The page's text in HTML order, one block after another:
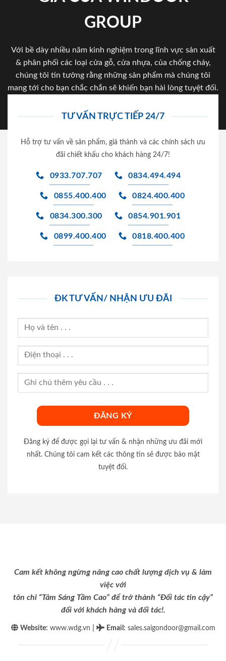
GROUP
Với bề dày nhiều năm kinh nghiệm trong lĩnh vực sản xuất
& phân phối các loại cửa gỗ, cửa nhựa, của chống cháy,
chúng tôi tin tưởng rằng những sản phẩm mà chúng tôi
mang tới cho bạn chắc chắn sẽ khiến bạn hài lòng tuyệt đối.
TƯ VẤN TRỰC TIẾP 24/7
Hỗ trợ tư vấn về sản phẩm, giá thành và các chính sách ưu
đãi chiết khấu cho khách hàng 24/7!
0933.707.707 0834.494.494
0855.400.400 0824.400.400
0834.300.300 0854.901.901
0899.400.400 0818.400.400
ĐK TƯ VẤN/ NHẬN ƯU ĐÃI
Đăng ký để được gọi lại tư vấn & nhận những ưu đãi mới
nhất. Chúng tôi cam kết các thông tin sẽ được bảo mật
tuyệt đối.
Cam kết không ngừng nâng cao chất lượng dịch vụ & làm
việc với
tôn chỉ “Tâm Sáng Tầm Cao” để trở thành “Đối tác tin cậy”
đối với khách hàng và đối tác!.
Website: www.wdg.vn Email : sales.saigondoor@gmail.com